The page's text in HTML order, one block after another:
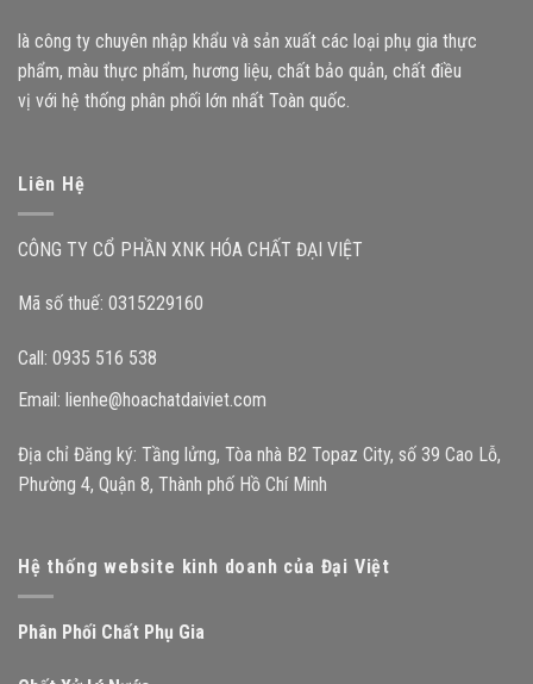
là công ty chuyên nhập khẩu và sản xuất các loại phụ gia thực
phẩm, màu thực phẩm, hương liệu, chất bảo quản, chất điều
vị với hệ thống phân phối lớn nhất Toàn quốc.
Liên Hệ
CÔNG TY CỔ PHẦN XNK HÓA CHẤT ĐẠI VIỆT
Mã số thuế: 0315229160
Call: 0935 516 538
Email: lienhe@hoachatdaiviet.com
Địa chỉ Đăng ký: Tầng lửng, Tòa nhà B2 Topaz City, số 39 Cao Lỗ,
Phường 4, Quận 8, Thành phố Hồ Chí Minh
Hệ thống website kinh doanh của Đại Việt
Phân Phối Chất Phụ Gia